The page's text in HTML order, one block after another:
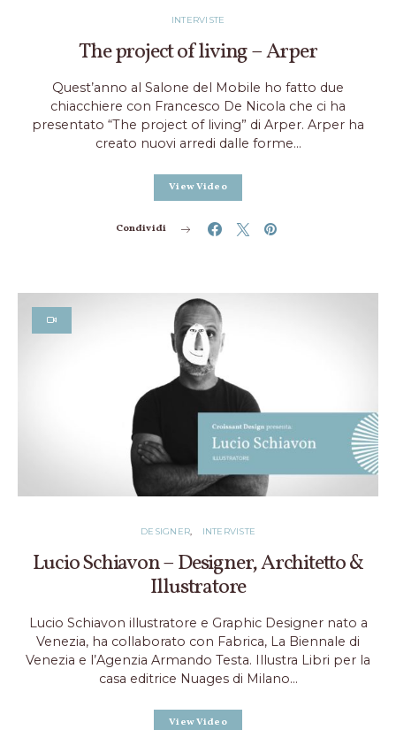
INTERVISTE
The project of living – Arper
Quest’anno al Salone del Mobile ho fatto due
chiacchiere con Francesco De Nicola che ci ha
presentato “The project of living” di Arper. Arper ha
creato nuovi arredi dalle forme…
View Video
Condividi
DESIGNER INTERVISTE
Lucio Schiavon – Designer, Architetto &
Illustratore
Lucio Schiavon illustratore e Graphic Designer nato a
Venezia, ha collaborato con Fabrica, La Biennale di
Venezia e l’Agenzia Armando Testa. Illustra Libri per la
casa editrice Nuages di Milano…
View Video